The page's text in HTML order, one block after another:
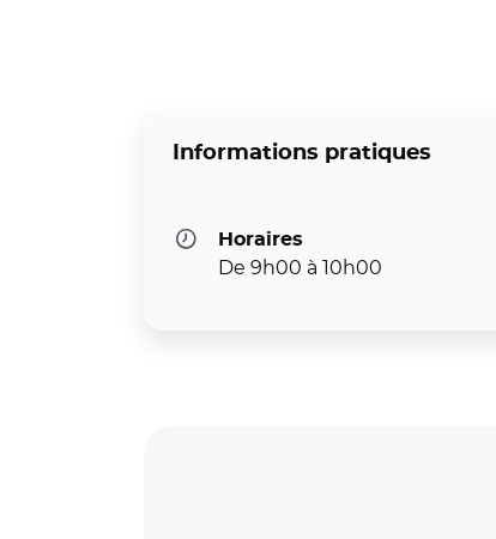
Informations pratiques
Horaires
De 9h00 à 10h00